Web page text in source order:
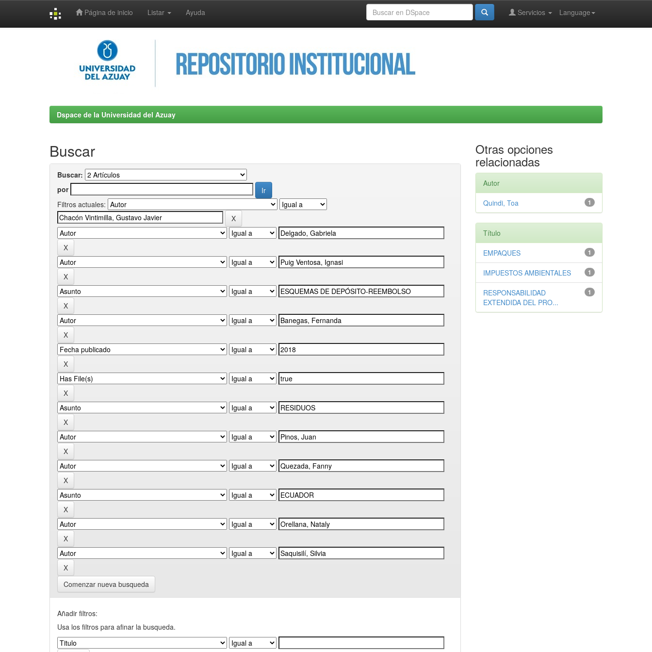
Página de inicio Listar Ayuda Language
Servicios
Dspace de la Universidad del Azuay
Buscar
Buscar:
por
Filtros actuales:
Comenzar nueva busqueda
Añadir filtros:
Usa los filtros para afinar la busqueda.
Otras opciones
relacionadas
Autor
1
Quindi, Toa
Título
1
EMPAQUES
1
IMPUESTOS AMBIENTALES
1
RESPONSABILIDAD
EXTENDIDA DEL PRO...